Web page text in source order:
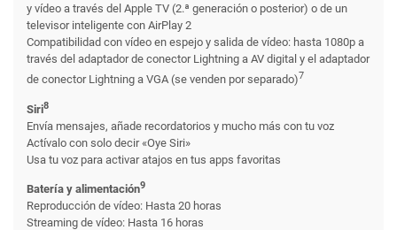
y vídeo a través del Apple TV (2.ª generación o posterior) o de un
televisor inteligente con AirPlay 2
Compatibilidad con vídeo en espejo y salida de vídeo: hasta 1080p a
través del adaptador de conector Lightning a AV digital y el adaptador
de conector Lightning a VGA (se venden por separado)7
Siri8
Envía mensajes, añade recordatorios y mucho más con tu voz
Actívalo con solo decir «Oye Siri»
Usa tu voz para activar atajos en tus apps favoritas
Batería y alimentación9
Reproducción de vídeo: Hasta 20 horas
Streaming de vídeo: Hasta 16 horas